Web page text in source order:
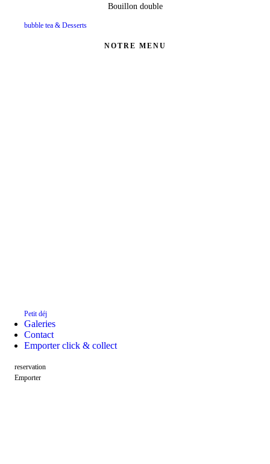
bubble tea & Desserts
Petit déj
Galeries
Contact
Emporter click & collect
reservation
Emporter
Bouillon double
NOTRE MENU